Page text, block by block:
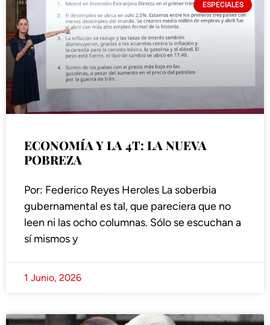
ESPECIALES
ECONOMÍA Y LA 4T: LA NUEVA
POBREZA
Por: Federico Reyes Heroles La soberbia
gubernamental es tal, que pareciera que no
leen ni las ocho columnas. Sólo se escuchan a
sí mismos y
1 Junio, 2026